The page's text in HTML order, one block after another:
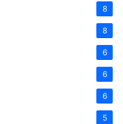
8
8
6
6
6
5